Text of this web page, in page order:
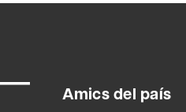
Amics del país